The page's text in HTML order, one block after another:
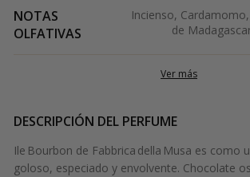
NOTAS
OLFATIVAS
Incienso,
de
Ver más
DESCRIPCIÓN DEL PERFUME
Ile Bourbon de Fabbrica della Musa es como
goloso, especiado y envolvente. Chocolate